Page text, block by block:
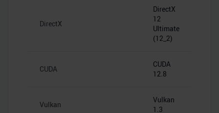
DirectX
DirectX
12
Ultimate
(12_2)
CUDA
CUDA
12.8
Vulkan
Vulkan
1.3